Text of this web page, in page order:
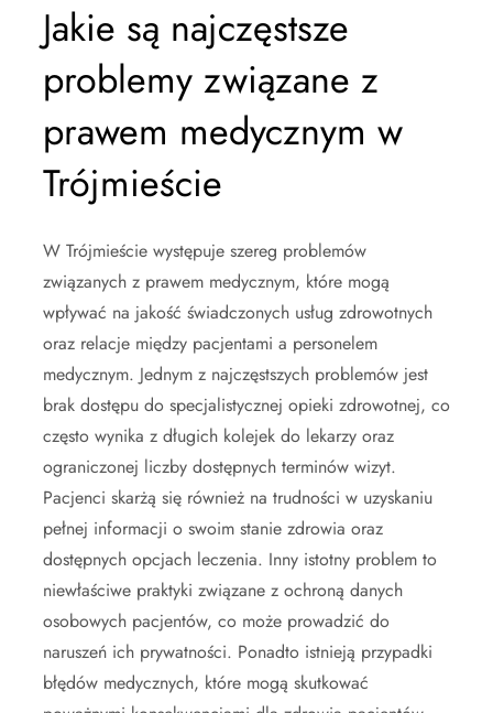
Jakie są najczęstsze
problemy związane z
prawem medycznym w
Trójmieście
W Trójmieście występuje szereg problemów
związanych z prawem medycznym, które mogą
wpływać na jakość świadczonych usług zdrowotnych
oraz relacje między pacjentami a personelem
medycznym. Jednym z najczęstszych problemów jest
brak dostępu do specjalistycznej opieki zdrowotnej, co
często wynika z długich kolejek do lekarzy oraz
ograniczonej liczby dostępnych terminów wizyt.
Pacjenci skarżą się również na trudności w uzyskaniu
pełnej informacji o swoim stanie zdrowia oraz
dostępnych opcjach leczenia. Inny istotny problem to
niewłaściwe praktyki związane z ochroną danych
osobowych pacjentów, co może prowadzić do
naruszeń ich prywatności. Ponadto istnieją przypadki
błędów medycznych, które mogą skutkować